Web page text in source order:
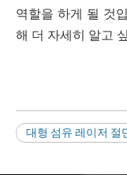
역할을 하게 될 것
해 더 자세히 알고
대형 섬유 레이저 절